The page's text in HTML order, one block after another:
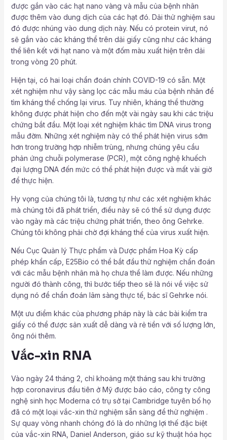
được gắn vào các hạt nano vàng và mẫu của bệnh nhân
được thêm vào dung dịch của các hạt đó. Dải thử nghiệm sau
đó được nhúng vào dung dịch này. Nếu có protein virut, nó
sẽ gắn vào các kháng thể trên dải giấy cũng như các kháng
thể liên kết với hạt nano và một đốm màu xuất hiện trên dải
trong vòng 20 phút.
Hiện tại, có hai loại chẩn đoán chính COVID-19 có sẵn. Một
xét nghiệm như vậy sàng lọc các mẫu máu của bệnh nhân để
tìm kháng thể chống lại virus. Tuy nhiên, kháng thể thường
không được phát hiện cho đến một vài ngày sau khi các triệu
chứng bắt đầu. Một loại xét nghiệm khác tìm DNA virus trong
mẫu đờm. Những xét nghiệm này có thể phát hiện virus sớm
hơn trong trường hợp nhiễm trùng, nhưng chúng yêu cầu
phản ứng chuỗi polymerase (PCR), một công nghệ khuếch
đại lượng DNA đến mức có thể phát hiện được và mất vài giờ
để thực hiện.
Hy vọng của chúng tôi là, tương tự như các xét nghiệm khác
mà chúng tôi đã phát triển, điều này sẽ có thể sử dụng được
vào ngày mà các triệu chứng phát triển, theo ông Gehrke.
Chúng tôi không phải chờ đợi kháng thể của virus xuất hiện.
Nếu Cục Quản lý Thực phẩm và Dược phẩm Hoa Kỳ cấp
phép khẩn cấp, E25Bio có thể bắt đầu thử nghiệm chẩn đoán
với các mẫu bệnh nhân mà họ chưa thể làm được. Nếu những
người đó thành công, thì bước tiếp theo sẽ là nói về việc sử
dụng nó để chẩn đoán lâm sàng thực tế, bác sĩ Gehrke nói.
Một ưu điểm khác của phương pháp này là các bài kiểm tra
giấy có thể được sản xuất dễ dàng và rẻ tiền với số lượng lớn,
ông nói thêm.
Vắc-xin RNA
Vào ngày 24 tháng 2, chỉ khoảng một tháng sau khi trường
hợp coronavirus đầu tiên ở Mỹ được báo cáo, công ty công
nghệ sinh học Moderna có trụ sở tại Cambridge tuyên bố họ
đã có một loại vắc-xin thử nghiệm sẵn sàng để thử nghiệm .
Sự quay vòng nhanh chóng đó là do những lợi thế đặc biệt
của vắc-xin RNA, Daniel Anderson, giáo sư kỹ thuật hóa học